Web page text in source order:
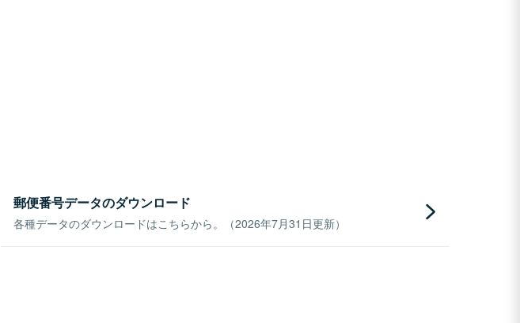
郵便番号データのダウンロード
各種データのダウンロードはこちらから。（2026年7月31日更新）